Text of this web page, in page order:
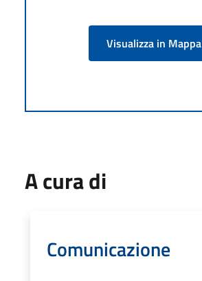
Visualizza in Mappa
A cura di
Comunicazione